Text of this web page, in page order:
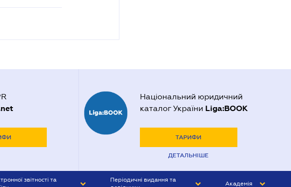
Національний юридичний
каталог України Liga:BOOK
ТАРИФИ
ДЕТАЛЬНІШЕ
звітності та
Періодичні видання та
Академія